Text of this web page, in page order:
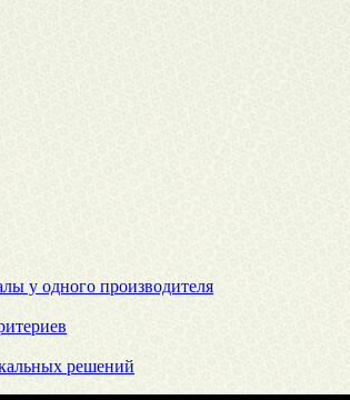
у одного производителя
решений